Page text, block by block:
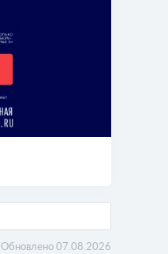
Обновлено 07.08.2026